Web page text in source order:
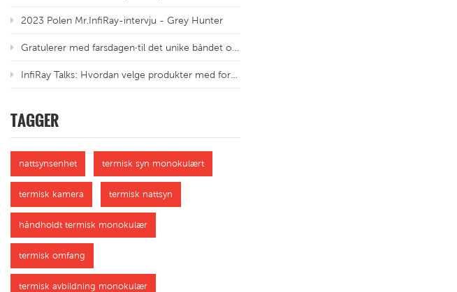
2023 Polen Mr.InfiRay-intervju - Grey Hunter
Gratulerer med farsdagen·til det unike båndet og ærede tradisjonene
InfiRay Talks: Hvordan velge produkter med forskjellige oppløsninger for termiske sensorer bedre?
TAGGER
nattsynsenhet termisk syn monokulært
termisk kamera termisk nattsyn
håndholdt termisk monokulær
termisk omfang
termisk avbildning monokulær